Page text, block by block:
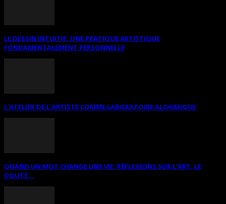
LE DESSIN INTUITIF. UNE PRATIQUE ARTISTIQUE
FONDAMENTALEMENT PERSONNELLE
L’ATELIER DE L’ARTISTE COMME LABORATOIRE ALCHIMIQUE
QUAND UN MOT CHANGE UNE VIE: RÉFLEXIONS SUR L’ART, LE
DOUTE...